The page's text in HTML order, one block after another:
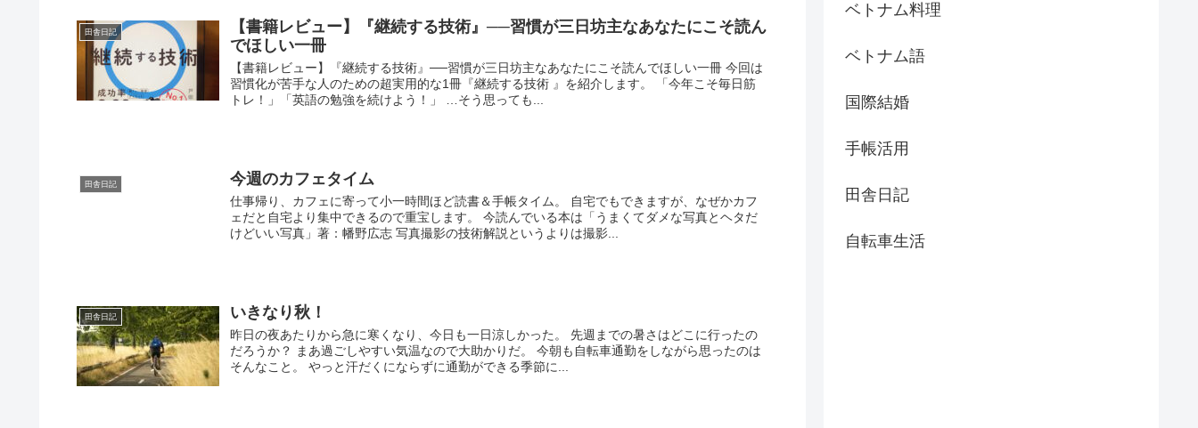
田舎日記
【書籍レビュー】『継続する技術』──習慣が三日坊主なあなたにこそ読ん
でほしい一冊
【書籍レビュー】『継続する技術』──習慣が三日坊主なあなたにこそ読んでほしい一冊 今回は
習慣化が苦手な人のための超実用的な1冊『継続する技術 』を紹介します。 「今年こそ毎日筋
トレ！」「英語の勉強を続けよう！」 …そう思っても...
田舎日記 今週のカフェタイム
仕事帰り、カフェに寄って小一時間ほど読書＆手帳タイム。 自宅でもできますが、なぜかカフ
ェだと自宅より集中できるので重宝します。 今読んでいる本は「うまくてダメな写真とヘタだ
けどいい写真」著：幡野広志 写真撮影の技術解説というよりは撮影...
田舎日記 いきなり秋！
昨日の夜あたりから急に寒くなり、今日も一日涼しかった。 先週までの暑さはどこに行ったの
だろうか？ まあ過ごしやすい気温なので大助かりだ。 今朝も自転車通勤をしながら思ったのは
そんなこと。 やっと汗だくにならずに通勤ができる季節に...
ベトナム料理
ベトナム語
国際結婚
手帳活用
田舎日記
自転車生活